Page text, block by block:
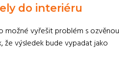
do interiéru
možné vyřešit problém s ozvěnou
že výsledek bude vypadat jako